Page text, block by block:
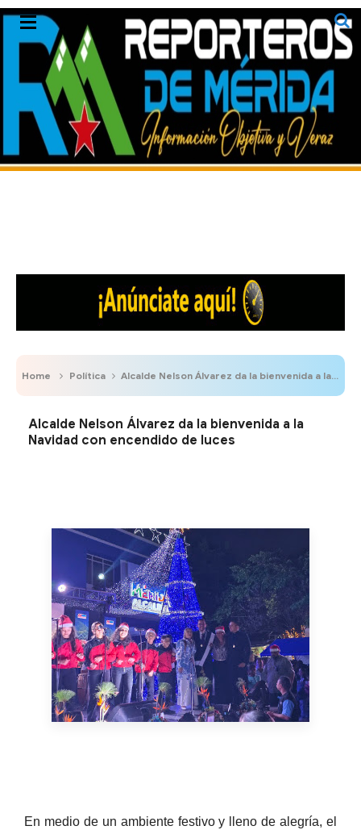
Home Política Alcalde Nelson Álvarez da la bienvenida a la Navidad con encendido de luces
Alcalde Nelson Álvarez da la bienvenida a la
Navidad con encendido de luces
En medio de un ambiente festivo y lleno de alegría, el